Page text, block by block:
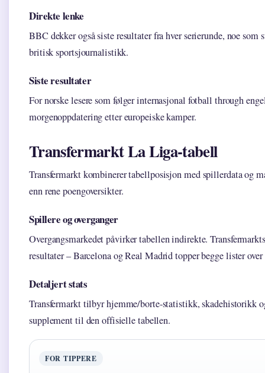
Direkte lenke
BBC dekker også siste resultater fra hver serierunde, noe
britisk sportsjournalistikk.
Siste resultater
For norske lesere som følger internasjonal fotball through
morgenoppdatering etter europeiske kamper.
Transfermarkt La Liga-tabell
Transfermarkt kombinerer tabellposisjon med spillerdata og
enn rene poengoversikter.
Spillere og overganger
Overgangsmarkedet påvirker tabellen indirekte.
resultater – Barcelona og Real Madrid topper begge lister
Detaljert stats
Transfermarkt tilbyr hjemme/borte-statistikk, skadehistorikk
supplement til den offisielle tabellen.
FOR TIPPERE